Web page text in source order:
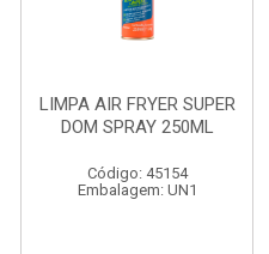
LIMPA AIR FRYER SUPER
DOM SPRAY 250ML
Código: 45154
Embalagem: UN1